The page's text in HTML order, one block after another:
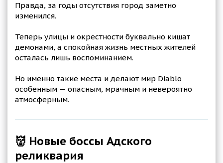
Правда, за годы отсутствия город заметно
изменился.
Теперь улицы и окрестности буквально кишат
демонами, а спокойная жизнь местных жителей
осталась лишь воспоминанием.
Но именно такие места и делают мир Diablo
особенным — опасным, мрачным и невероятно
атмосферным.
👹 Новые боссы Адского
реликвария